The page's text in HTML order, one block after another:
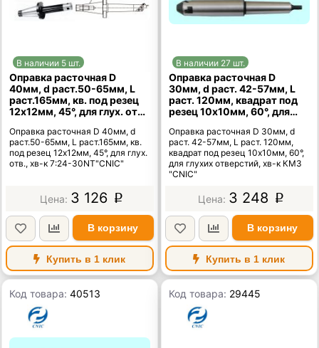
В наличии 5 шт.
Оправка расточная D
40мм, d раст.50-65мм, L
раст.165мм, кв. под резец
12х12мм, 45°, для глух. отв.,
Оправка расточная D 40мм, d
раст.50-65мм, L раст.165мм, кв.
под резец 12х12мм, 45°, для глух.
отв., хв-к 7:24-30NT"CNIC"
3 126 p
В корзину
Купить в 1 клик
В наличии 27 шт.
Оправка расточная D
30мм, d раст. 42-57мм, L
раст. 120мм, квадрат под
резец 10х10мм, 60°, для
КМ3 "CNIC"
Оправка расточная D 30мм, d
раст. 42-57мм, L раст. 120мм,
квадрат под резец 10х10мм, 60°,
для глухих отверстий, хв-к КМ3
"CNIC"
3 248 p
В корзину
Купить в 1 клик
Код товара:40513 Код товара: 29445